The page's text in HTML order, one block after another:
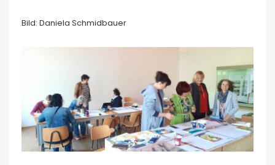
Bild: Daniela Schmidbauer